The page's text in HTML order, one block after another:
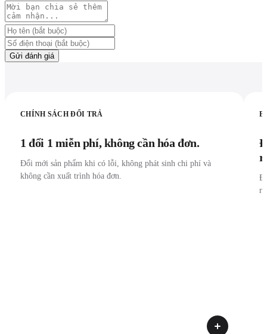
Gửi đánh giá
CHÍNH SÁCH ĐỔI TRẢ
1 đổi 1 miễn phí, không cần hóa đơn.
Đổi mới sản phẩm khi có lỗi, không phát sinh chi phí và
không cần xuất trình hóa đơn.